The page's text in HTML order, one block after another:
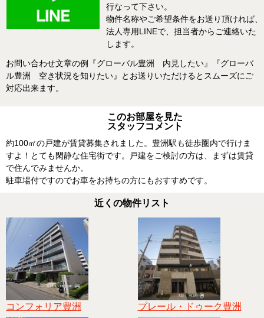
行なって下さい。
物件名称やご希望条件をお送り頂ければ、
法人専用LINEで、担当者からご連絡いた
します。
お問い合わせ文章の例『グローバル豊洲 内見したい』『グローバ
ル豊洲 空き状況を知りたい』とお送りいただけるとスムーズにご
対応出来ます。
このお部屋を見た
スタッフコメント
約100㎡の戸建が賃貸募集されました。豊洲駅も徒歩圏内で行けま
すよ！とても閑静な住宅街です。戸建をご検討の方は、まずは賃貸
で住んでみませんか。
駐車場付ですのでお車をお持ちの方にもおすすめです。
近くの物件リスト
コンフォリア豊洲 プレール・ドゥーク豊洲